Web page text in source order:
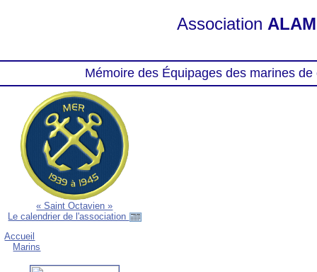
Association
Mémoire des Équipages des marines
« Saint Octavien »
Le calendrier de l'association
Accueil
Marins